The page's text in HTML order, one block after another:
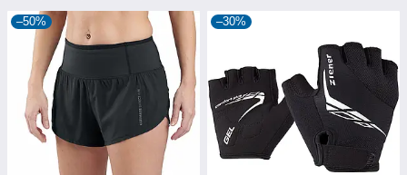
–50% –30%